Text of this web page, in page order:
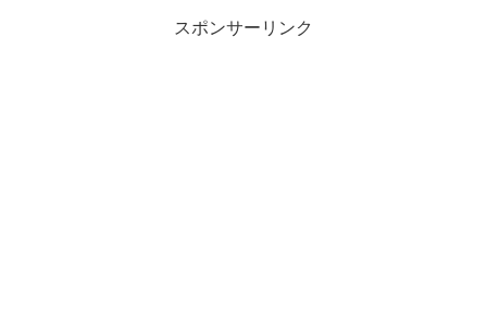
スポンサーリンク